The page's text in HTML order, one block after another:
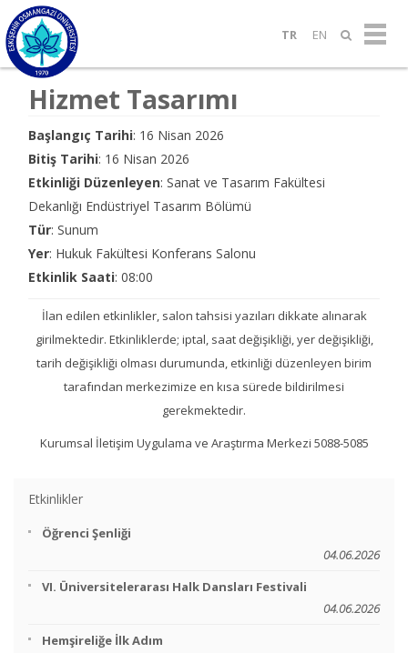
TR EN
Hizmet Tasarımı
Başlangıç Tarihi: 16 Nisan 2026
Bitiş Tarihi: 16 Nisan 2026
Etkinliği Düzenleyen: Sanat ve Tasarım Fakültesi
Dekanlığı Endüstriyel Tasarım Bölümü
Tür: Sunum
Yer: Hukuk Fakültesi Konferans Salonu
Etkinlik Saati: 08:00
İlan edilen etkinlikler, salon tahsisi yazıları dikkate alınarak
girilmektedir. Etkinliklerde; iptal, saat değişikliği, yer değişikliği,
tarih değişikliği olması durumunda, etkinliği düzenleyen birim
tarafından merkezimize en kısa sürede bildirilmesi
gerekmektedir.
Kurumsal İletişim Uygulama ve Araştırma Merkezi 5088-5085
Etkinlikler
Öğrenci Şenliği
04.06.2026
VI. Üniversitelerarası Halk Dansları Festivali
04.06.2026
Hemşireliğe İlk Adım